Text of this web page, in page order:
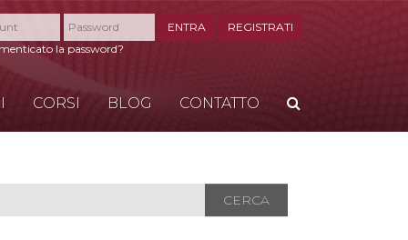
la password?
ENTRA REGISTRATI
CORSI BLOG CONTATTO
CERCA